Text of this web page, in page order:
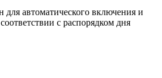
для автоматического включения и
с распорядком дня